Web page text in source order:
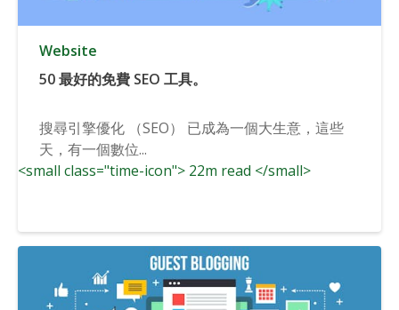
Website
50 最好的免費 SEO 工具。
搜尋引擎優化 （SEO） 已成為一個大生意，這些
天，有一個數位...
<small class="time-icon"> 22m read </small>